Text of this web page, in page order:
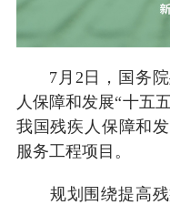
7月2日，国务院
人保障和发展“十五
我国残疾人保障和
服务工程项目。
规划围绕提高残